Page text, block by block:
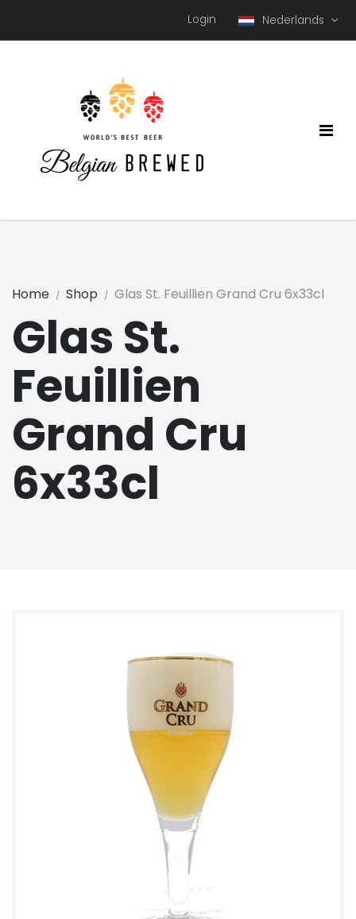
Login Nederlands
Glas St.
Feuillien
Grand Cru
6x33cl
Home Shop Glas St. Feuillien Grand Cru 6x33cl